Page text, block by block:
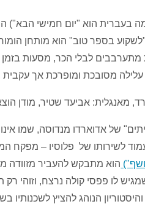
בעברית הוא "יום חמישי
בספר טוב" הוא מותחן
לבלי הכר, מסעות בזמן
מסובכת ומופרכת אך
אביעד שטיר, מודן הוצאה לאור, 2007,
של אדוארדו מנדוסה, שמו
לשירותו של פלוסיו – מפקח
הוא מתבקש להעביר מזוודה
לו פפסי קולה נרצח, וזוהי
הנוהג להציץ